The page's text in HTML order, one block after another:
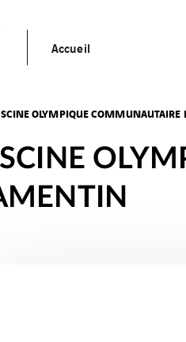
Accueil
OLYMPIQUE